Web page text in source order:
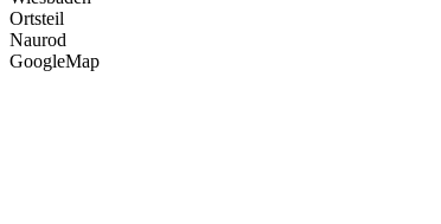
Ortsteil
Naurod
GoogleMap